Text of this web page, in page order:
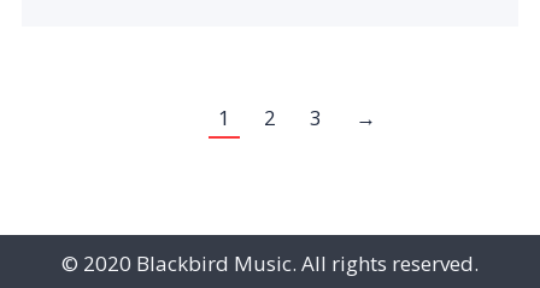
1 2 3 →
© 2020 Blackbird Music. All rights reserved.